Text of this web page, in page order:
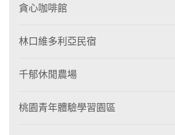
貪心咖啡館
林口維多利亞民宿
千郁休閒農場
桃園青年體驗學習園區